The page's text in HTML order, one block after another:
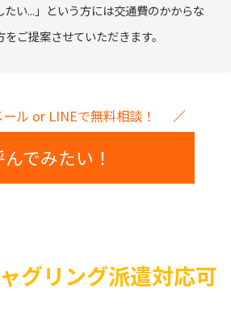
い...」という方には交通費のかからな
ご提案させていただきます。
ル or LINEで無料相談！
んでみたい！
グリング派遣対応可